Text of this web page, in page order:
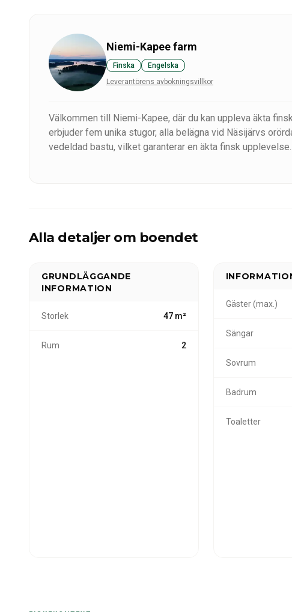
Niemi-Kapee farm
Finska
Engelska
Leverantörens avbokningsvillkor
Välkommen till Niemi-Kapee, där du kan uppleva äkta
erbjuder fem unika stugor, alla belägna vid Näsijärvs
vedeldad bastu, vilket garanterar en äkta finsk upplevelse.
ser fram emot att välkomna dig till en oförglömlig vistelse!
Alla detaljer om boendet
GRUNDLÄGGANDE
INFORMATION
Storlek 47 m²
Rum 2
Gäster (max.)
Sängar
Sovrum
Badrum
Toaletter